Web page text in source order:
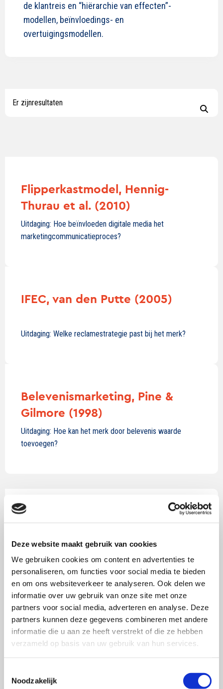
Deze website maakt gebruik van cookies
We gebruiken cookies om content en advertenties te
personaliseren, om functies voor social media te bieden
en om ons websiteverkeer te analyseren. Ook delen we
informatie over uw gebruik van onze site met onze
partners voor social media, adverteren en analyse. Deze
partners kunnen deze gegevens combineren met andere
informatie die u aan ze heeft verstrekt of die ze hebben
verzameld op basis van uw gebruik van hun services.
Noodzakelijk
de klantreis en “hiërarchie van effecten”-
modellen, beïnvloedings- en
overtuigingsmodellen.
Er zijnresultaten
Flipperkastmodel, Hennig-
Thurau et al. (2010)
Uitdaging: Hoe beïnvloeden digitale media het
marketingcommunicatieproces?
IFEC, van den Putte (2005)
Uitdaging: Welke reclamestrategie past bij het merk?
Belevenismarketing, Pine &
Gilmore (1998)
Uitdaging: Hoe kan het merk door belevenis waarde
toevoegen?
Affect-Infusie-Model (AIM),
Forgas (1995)
Uitdaging: Hoe beïnvloeden gemoedstoestanden en
emoties de beoordelingen van consumenten?
Kennis-van-overtuiging,
Friestad & Wright (1994)
Uitdaging: Hoe werkt kennis over beïnvloeding door op